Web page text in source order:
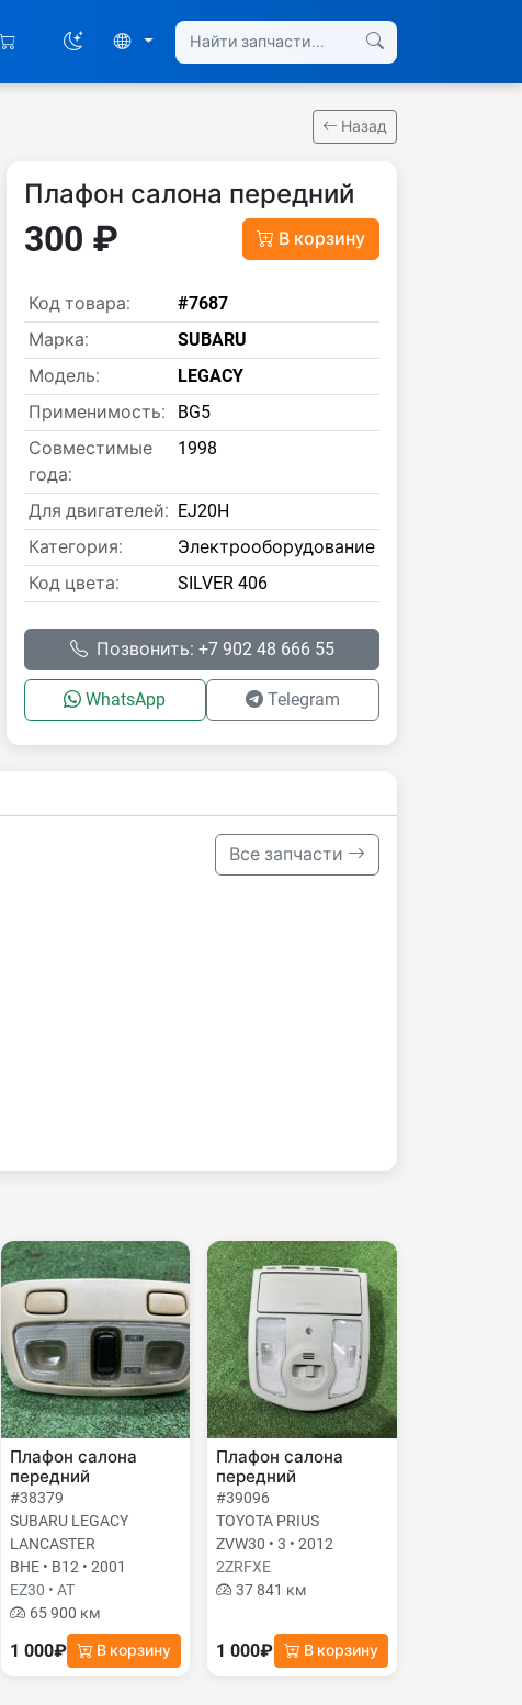
Назад
Плафон салона передний
300 ₽ В корзину
Код товара:
#7687
Марка:
SUBARU
Модель:
LEGACY
Применимость:
BG5
Совместимые
года:
1998
Для двигателей: EJ20H
Категория:
Электрооборудование
Код цвета:
SILVER 406
Позвонить: +7 902 48 666 55
WhatsApp Telegram
Все запчасти
Плафон салона
передний
#38379
SUBARU LEGACY
LANCASTER
BHE • B12 • 2001
EZ30 • AT
65 900 км
1 000₽ В корзину
Плафон салона
передний
#39096
TOYOTA PRIUS
ZVW30 • 3 • 2012
2ZRFXE
37 841 км
1 000₽ В корзину